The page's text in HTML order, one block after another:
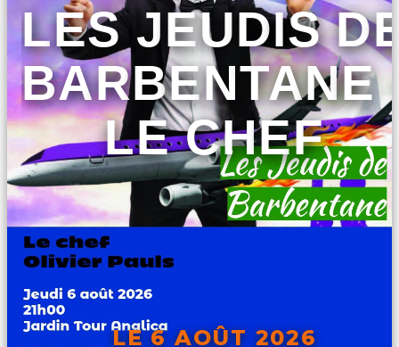
LES JEUDIS
BARBENTANE
LE CHEF
LE 6 AOÛT 2026